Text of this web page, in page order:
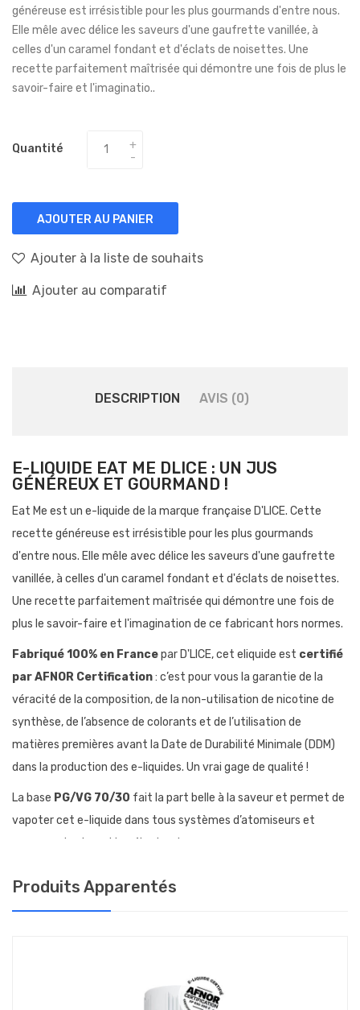
généreuse est irrésistible pour les plus gourmands d'entre nous.
Elle mêle avec délice les saveurs d'une gaufrette vanillée, à
celles d'un caramel fondant et d'éclats de noisettes. Une
recette parfaitement maîtrisée qui démontre une fois de plus le
savoir-faire et l'imaginatio..
Quantité
AJOUTER AU PANIER
Ajouter à la liste de souhaits
Ajouter au comparatif
DESCRIPTION AVIS (0)
E-LIQUIDE EAT ME DLICE : UN JUS
GÉNÉREUX ET GOURMAND !
Eat Me est un e-liquide de la marque française D'LICE. Cette
recette généreuse est irrésistible pour les plus gourmands
d'entre nous. Elle mêle avec délice les saveurs d'une gaufrette
vanillée, à celles d'un caramel fondant et d'éclats de noisettes.
Une recette parfaitement maîtrisée qui démontre une fois de
plus le savoir-faire et l'imagination de ce fabricant hors normes.
Fabriqué 100% en Francepar D'LICE, cet eliquide est certifié
par AFNOR Certification: c’est pour vous la garantie de la
véracité de la composition, de la non-utilisation de nicotine de
synthèse, de l’absence de colorants et de l’utilisation de
matières premières avant la Date de Durabilité Minimale (DDM)
dans la production des e-liquides. Un vrai gage de qualité !
La base PG/VG 70/30 fait la part belle à la saveur et permet de
vapoter cet e-liquide dans tous systèmes d’atomiseurs et
marques de cigarettes électroniques.
ELIQUIDE EAT ME D'LICE ?
Le e-liquide Eat Me DLICE est vendu en flacons de 10 ml, avec un
pour une vape adaptée à vos besoins :
Produits Apparentés